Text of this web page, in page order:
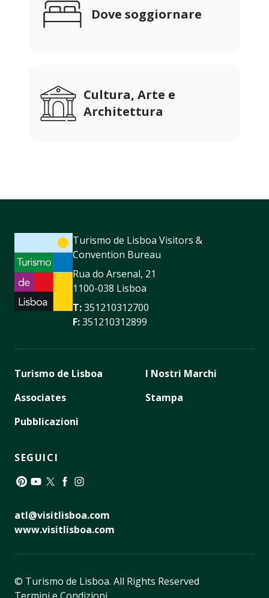
Dove soggiornare
Cultura, Arte e
Architettura
Turismo de Lisboa Visitors &
Convention Bureau
Rua do Arsenal, 21
1100-038 Lisboa
T:351210312700
F:351210312899
Turismo de Lisboa
Associates
Pubblicazioni
I Nostri Marchi
Stampa
SEGUICI
atl@visitlisboa.com
www.visitlisboa.com
© Turismo de Lisboa. All Rights Reserved